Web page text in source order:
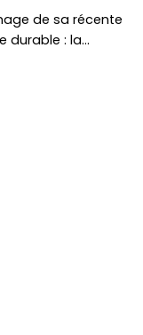
de sa récente
durable : la…